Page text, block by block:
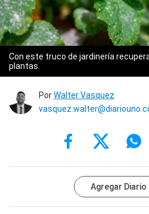
Con este truco de jardinería
plantas.
PorWalter Vasquez
Agregar Diario